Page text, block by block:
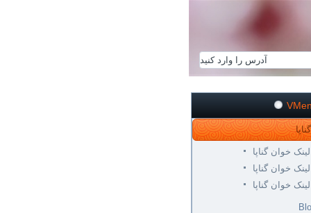
لینک خوان گناپا
لینک خوان گناپا
لینک خوان گناپا